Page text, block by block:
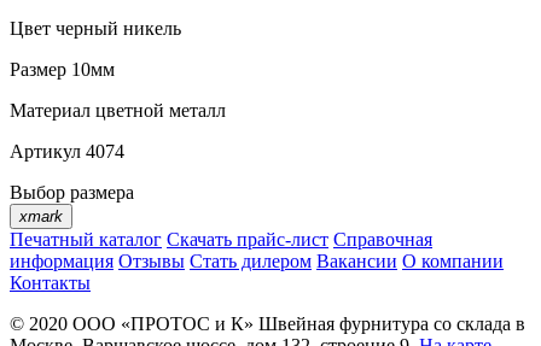
Цвет черный никель
Размер 10мм
Материал цветной металл
Артикул 4074
Выбор размера
xmark
Печатный каталог Скачать прайс-лист Справочная
информация Отзывы Стать дилером Вакансии О компании
Контакты
© 2020 ООО «ПРОТОС и К» Швейная фурнитура со склада в